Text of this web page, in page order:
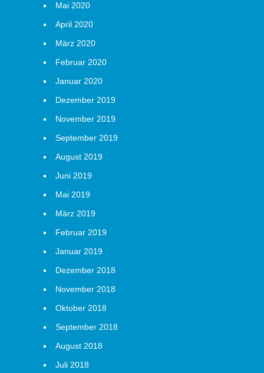
Mai 2020
April 2020
März 2020
Februar 2020
Januar 2020
Dezember 2019
November 2019
September 2019
August 2019
Juni 2019
Mai 2019
März 2019
Februar 2019
Januar 2019
Dezember 2018
November 2018
Oktober 2018
September 2018
August 2018
Juli 2018